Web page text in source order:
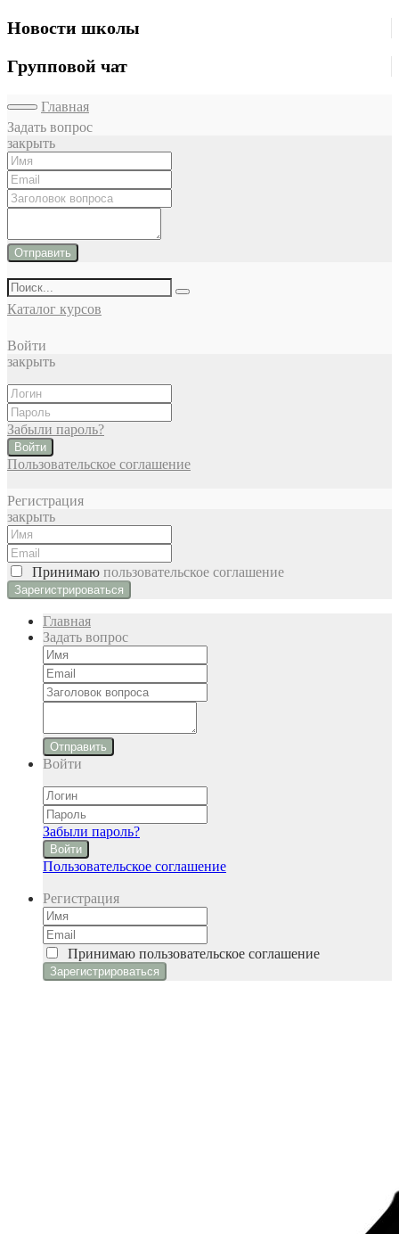
Новости школы
Групповой чат
Главная
Задать вопрос
закрыть
Отправить
Каталог курсов
Войти
закрыть
Забыли пароль?
Войти
Пользовательское соглашение
Регистрация
закрыть
Принимаю пользовательское соглашение
Главная
Задать вопрос
Отправить
Войти
Забыли пароль?
Войти
Пользовательское соглашение
Регистрация
Принимаю пользовательское соглашение